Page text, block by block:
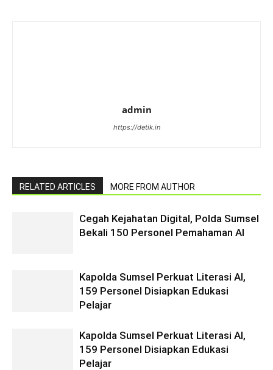
admin
https://detik.in
RELATED ARTICLES MORE FROM AUTHOR
Cegah Kejahatan Digital, Polda Sumsel
Bekali 150 Personel Pemahaman AI
Kapolda Sumsel Perkuat Literasi AI,
159 Personel Disiapkan Edukasi
Pelajar
Kapolda Sumsel Perkuat Literasi AI,
159 Personel Disiapkan Edukasi
Pelajar